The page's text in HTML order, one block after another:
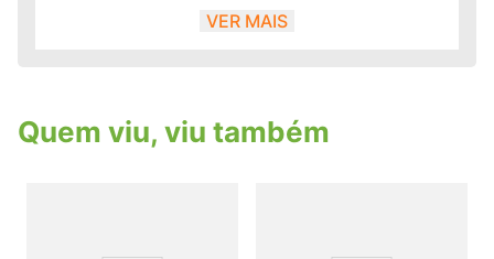
revestimento externo em PU texturizada com
espessura de 1,6 mm e câmara interna em
Selo: FIFA Quality Pro. Construção: Fusionada.
Gomos: 16. Origem de produção: Paquistão.
VER MAIS
Quem viu, viu também